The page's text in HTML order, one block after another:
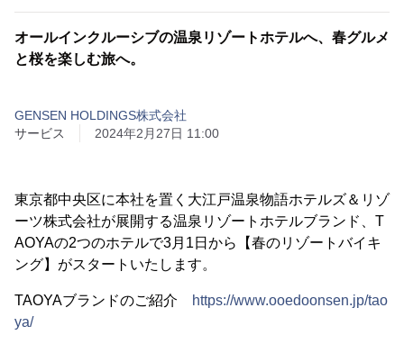
オールインクルーシブの温泉リゾートホテルへ、春グルメ
と桜を楽しむ旅へ。
GENSEN HOLDINGS株式会社
サービス
2024年2月27日 11:00
東京都中央区に本社を置く大江戸温泉物語ホテルズ＆リゾ
ーツ株式会社が展開する温泉リゾートホテルブランド、T
AOYAの2つのホテルで3月1日から【春のリゾートバイキ
ング】がスタートいたします。
TAOYAブランドのご紹介
https://www.ooedoonsen.jp/tao
ya/